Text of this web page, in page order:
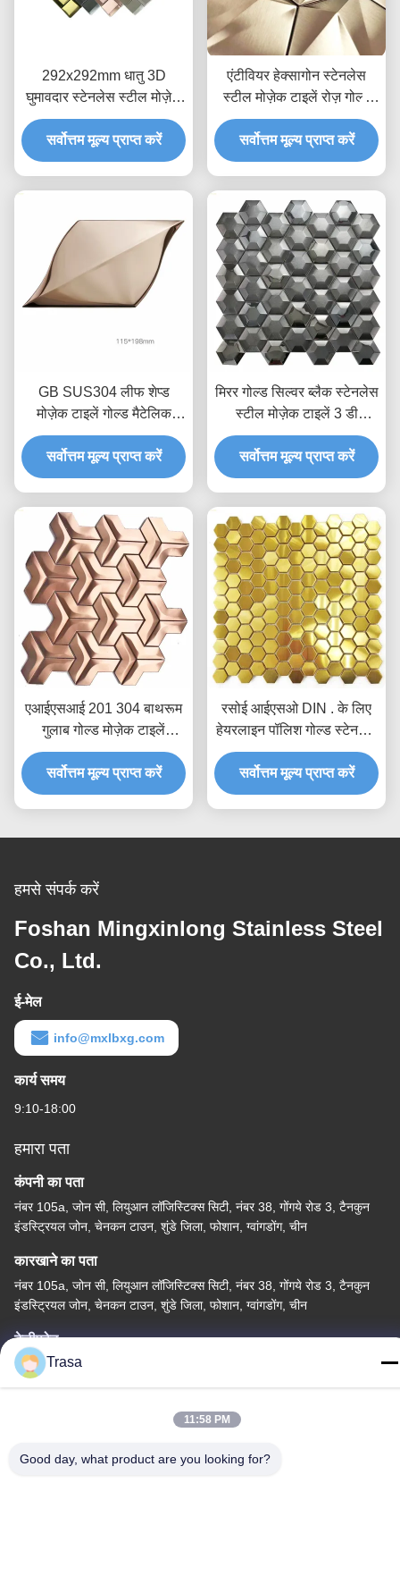
292x292mm धातु 3D
घुमावदार स्टेनलेस स्टील मोज़ेक
टाइलें दीवार सजावट PVD
मढ़वाया;
सर्वोत्तम मूल्य प्राप्त करें
एंटीवियर हेक्सागोन स्टेनलेस
स्टील मोज़ेक टाइलें रोज़ गोल्ड
नीलम ब्लू JIS
सर्वोत्तम मूल्य प्राप्त करें
GB SUS304 लीफ शेप्ड
मोज़ेक टाइलें गोल्ड मैटेलिक
बैकस्प्लाश बीड ब्लास्ट
सर्वोत्तम मूल्य प्राप्त करें
मिरर गोल्ड सिल्वर ब्लैक स्टेनलेस
स्टील मोज़ेक टाइलें 3 डी
हेक्सागोन रस्टप्रूफ एआईएसआई
सर्वोत्तम मूल्य प्राप्त करें
एआईएसआई 201 304 बाथरूम
गुलाब गोल्ड मोज़ेक टाइलें
हेयरलाइन पॉलिश समाप्त
सर्वोत्तम मूल्य प्राप्त करें
रसोई आईएसओ DIN . के लिए
हेयरलाइन पॉलिश गोल्ड स्टेनलेस
स्टील हेक्सागोन बैकस्प्लाश टाइल
सर्वोत्तम मूल्य प्राप्त करें
हमसे संपर्क करें
Foshan Mingxinlong Stainless Steel
Co., Ltd.
ई-मेल
info@mxlbxg.com
कार्य समय
9:10-18:00
हमारा पता
कंपनी का पता
नंबर 105a, जोन सी, लियुआन लॉजिस्टिक्स सिटी, नंबर 38, गोंगये रोड 3, टैनकुन
इंडस्ट्रियल जोन, चेनकन टाउन, शुंडे जिला, फोशान, ग्वांगडोंग, चीन
कारखाने का पता
नंबर 105a, जोन सी, लियुआन लॉजिस्टिक्स सिटी, नंबर 38, गोंगये रोड 3, टैनकुन
इंडस्ट्रियल जोन, चेनकन टाउन, शुंडे जिला, फोशान, ग्वांगडोंग, चीन
टेलीफोन
86-757-29395138
चीन अच्छी गुणवत्ता रंगीन स्टेनलेस स्टील शीट आपूर्तिकर्ता. कॉपीराइट © -2026
Trasa
11:58 PM
Good day, what product are you looking for?